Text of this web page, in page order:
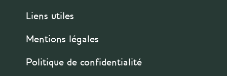
Liens utiles
Mentions légales
Politique de confidentialité